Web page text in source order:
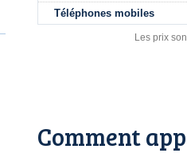
Téléphones mobiles
Les prix
Comment